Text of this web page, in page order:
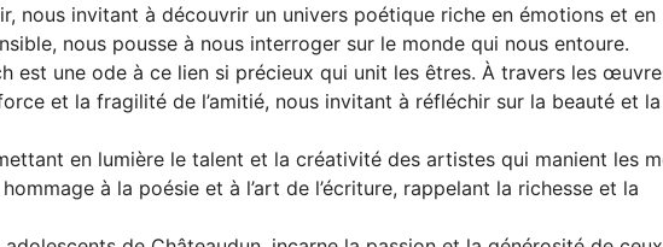
nous invitant à découvrir un univers poétique riche en émotions et en
nous pousse à nous interroger sur le monde qui nous entoure.
est une ode à ce lien si précieux qui unit les êtres. À travers les
et la fragilité de l’amitié, nous invitant à réfléchir sur la beauté et la
en lumière le talent et la créativité des artistes qui manient les
à la poésie et à l’art de l’écriture, rappelant la richesse et la